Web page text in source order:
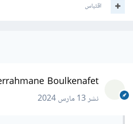
اقتباس
Boulkenafet
نشر13 مارس 2024